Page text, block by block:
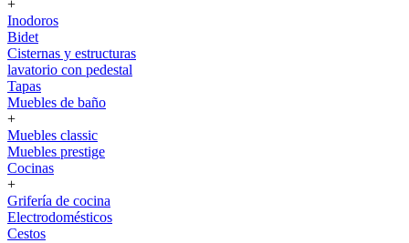
+
Inodoros
Bidet
Cisternas y estructuras
lavatorio con pedestal
Tapas
Muebles de baño
+
Muebles classic
Muebles prestige
Cocinas
+
Grifería de cocina
Electrodomésticos
Cestos